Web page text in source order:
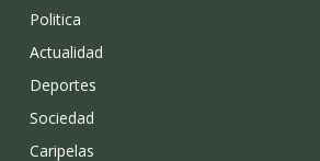
Politica
Actualidad
Deportes
Sociedad
Caripelas